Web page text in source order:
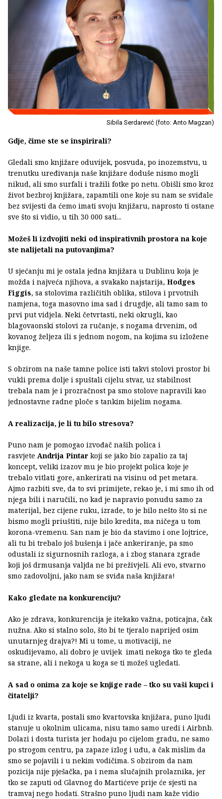
Sibila Serdarević (foto: Anto Magzan)
Gdje, čime ste se inspirirali?
Gledali smo knjižare oduvijek, posvuda, po inozemstvu, u
trenutku uređivanja naše knjižare doduše nismo mogli
nikud, ali smo surfali i tražili fotke po netu. Obišli smo kroz
život bezbroj knjižara, zapamtili one koje su nam se sviđale
bez svijesti da ćemo imati svoju knjižaru, naprosto ti ostane
sve što si vidio, u tih 30 000 sati...
Možeš li izdvojiti neki od inspirativnih prostora na koje
ste nalijetali na putovanjima?
U sjećanju mi je ostala jedna knjižara u Dublinu koja je
možda i najveća njihova, a svakako najstarija, Hodges
Figgis, sa stolovima različitih oblika, stilova i prvotnih
namjena, toga masovno ima sad i drugdje, ali tamo sam to
prvi put vidjela. Neki četvrtasti, neki okrugli, kao
blagovaonski stolovi za ručanje, s nogama drvenim, od
kovanog željeza ili s jednom nogom, na kojima su izložene
knjige.
S obzirom na naše tamne police isti takvi stolovi prostor bi
vukli prema dolje i spuštali cijelu stvar, uz stabilnost
trebala nam je i prozračnost pa smo stolove napravili kao
jednostavne radne ploče s tankim bijelim nogama.
A realizacija, je li tu bilo stresova?
Puno nam je pomogao izvođač naših polica i
rasvjete Andrija Pintar koji se jako bio zapalio za taj
koncept, veliki izazov mu je bio projekt polica koje je
trebalo vitlati gore, ankerirati na visinu od pet metara.
Ajmo razbiti sve, da to svi primijete, rekao je, i mi smo ih od
njega bili i naručili, no kad je napravio ponudu samo za
materijal, bez cijene ruku, izrade, to je bilo nešto što si ne
bismo mogli priuštiti, nije bilo kredita, ma ničega u tom
korona-vremenu. San nam je bio da stavimo i one lojtrice,
ali tu bi trebalo još bušenja i jače ankeriranje, pa smo
odustali iz sigurnosnih razloga, a i zbog stanara zgrade
koji još drmusanja valjda ne bi preživjeli. Ali evo, stvarno
smo zadovoljni, jako nam se sviđa naša knjižara!
Kako gledate na konkurenciju?
Ako je zdrava, konkurencija je itekako važna, poticajna, čak
nužna. Ako si stalno solo, što bi te tjeralo naprijed osim
unutarnjeg drajva?! Mi u tome, u motivaciji, ne
oskudijevamo, ali dobro je uvijek imati nekoga tko te gleda
sa strane, ali i nekoga u koga se ti možeš ugledati.
A sad o onima za koje se knjige rade – tko su vaši kupci i
čitatelji?
Ljudi iz kvarta, postali smo kvartovska knjižara, puno ljudi
stanuje u okolnim ulicama, nisu tamo samo uredi i Airbnb.
Dolazi i dosta turista jer hodaju po cijelom gradu, ne samo
po strogom centru, pa zapaze izlog i uđu, a čak mislim da
smo se pojavili i u nekim vodičima. S obzirom da nam
pozicija nije pješačka, pa i nema slučajnih prolaznika, jer
tko se zaputi od Glavnog do Martićeve prije će sjesti na
tramvaj nego hodati. Strašno puno ljudi nam kaže vidio